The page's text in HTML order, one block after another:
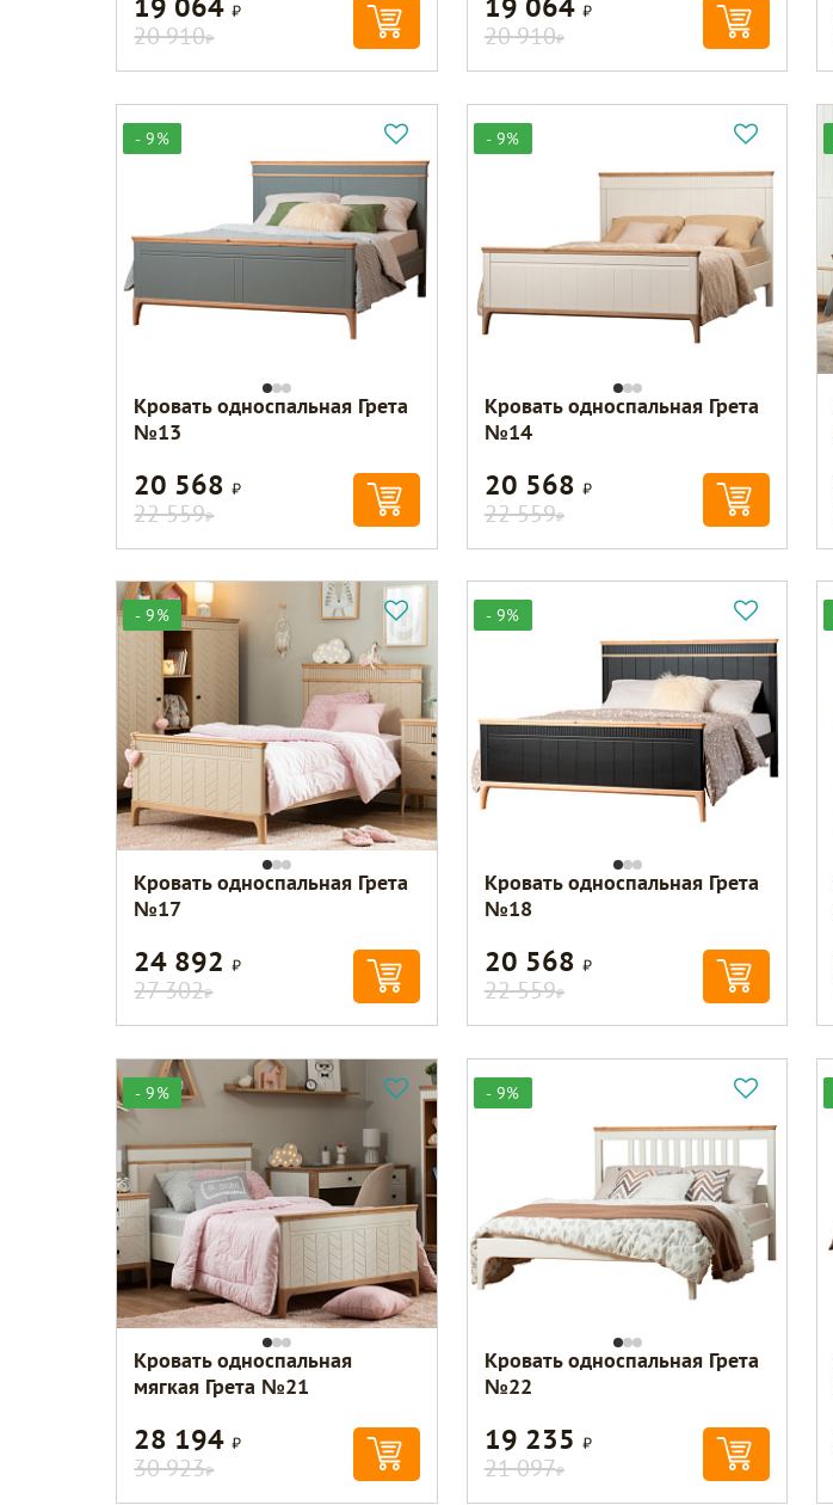
20 910Р 20 910Р
- 9%
Кровать односпальная Грета
№13
20 568Р
22 559Р
- 9%
Кровать односпальная Грета
№14
20 568 Р
22 559Р
- 9%
Кровать односпальная Грета
№17
24 892Р
27 302Р
- 9%
Кровать односпальная Грета
№18
20 568 Р
22 559Р
- 9%
Кровать односпальная
мягкая Грета №21
28 194Р
30 923Р
- 9%
Кровать односпальная Грета
№22
19 235 Р
21 097Р